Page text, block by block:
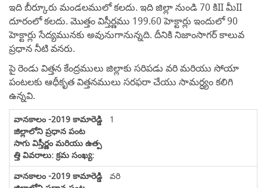
ఇది బీర్కూరు మండలములో కలదు. ఇది జిల్లా నుండి 70 కిII మీII
దూరంలో కలదు. మొత్తం విస్తీర్ణము 199.60 హెక్టార్లు ఇందులో 90
హెక్టార్లు సేద్యమునకు అవునుగానున్నది. దీనికి నిజాంసాగర్ కాలువ
ప్రధాన నీటి వనరు.
పై రెండు విత్తన కేంద్రములు జిల్లాకు సరిపడు వరి మరియు సోయా
పంటలకు ఆధీకృత విత్తనములు సరఫరా చేయు సామర్ధ్యం కలిగి
ఉన్నవి.
1
వరి